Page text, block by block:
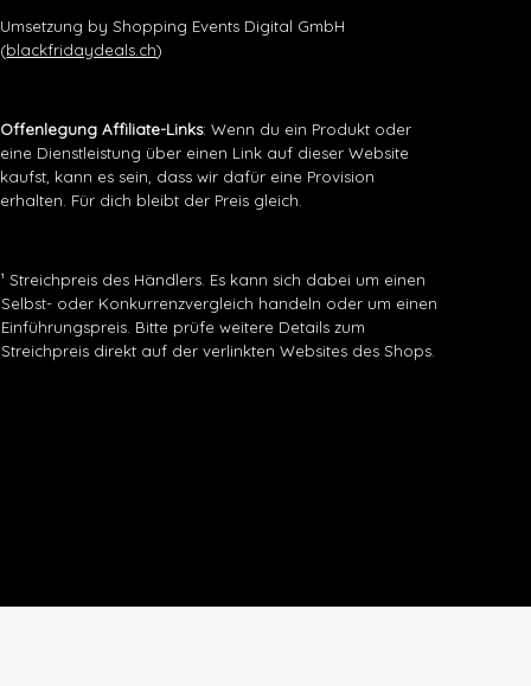
Umsetzung by Shopping Events Digital GmbH
(blackfridaydeals.ch)
Offenlegung Affiliate-Links: Wenn du ein Produkt oder
eine Dienstleistung über einen Link auf dieser Website
kaufst, kann es sein, dass wir dafür eine Provision
erhalten. Für dich bleibt der Preis gleich.
¹ Streichpreis des Händlers. Es kann sich dabei um einen
Selbst- oder Konkurrenzvergleich handeln oder um einen
Einführungspreis. Bitte prüfe weitere Details zum
Streichpreis direkt auf der verlinkten Websites des Shops.